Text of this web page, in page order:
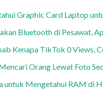
Graphic Card Laptop
Bluetooth di Pesawat,
Kenapa TikTok 0 Views,
Orang Lewat Foto
untuk Mengetahui RAM di